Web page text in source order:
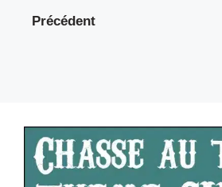
Précédent